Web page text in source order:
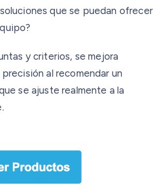
que se puedan ofrecer
y criterios, se mejora
al recomendar un
se ajuste realmente a la